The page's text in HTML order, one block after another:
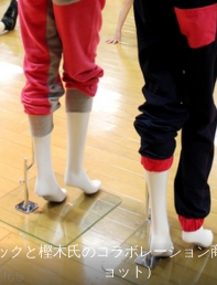
クと樫木氏のコラボレーション
ョット）